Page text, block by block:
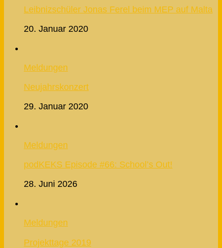
Leibnizschüler Jonas Ferel beim MEP auf Malta
20. Januar 2020
Meldungen
Neujahrskonzert
29. Januar 2020
Meldungen
podKEKS Episode #66: School’s Out!
28. Juni 2026
Meldungen
Projekttage 2019